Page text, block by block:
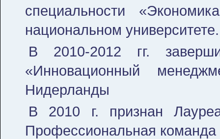
специальности
национальном университете.
В 2010-2012 гг.
«Инновационный
Нидерланды
В 2010 г. признан
Профессиональная команда